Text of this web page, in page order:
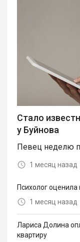
Стало
у Буйнова
Певец неделю
1 месяц назад
Психолог
1 месяц назад
Лариса Долина
квартиру